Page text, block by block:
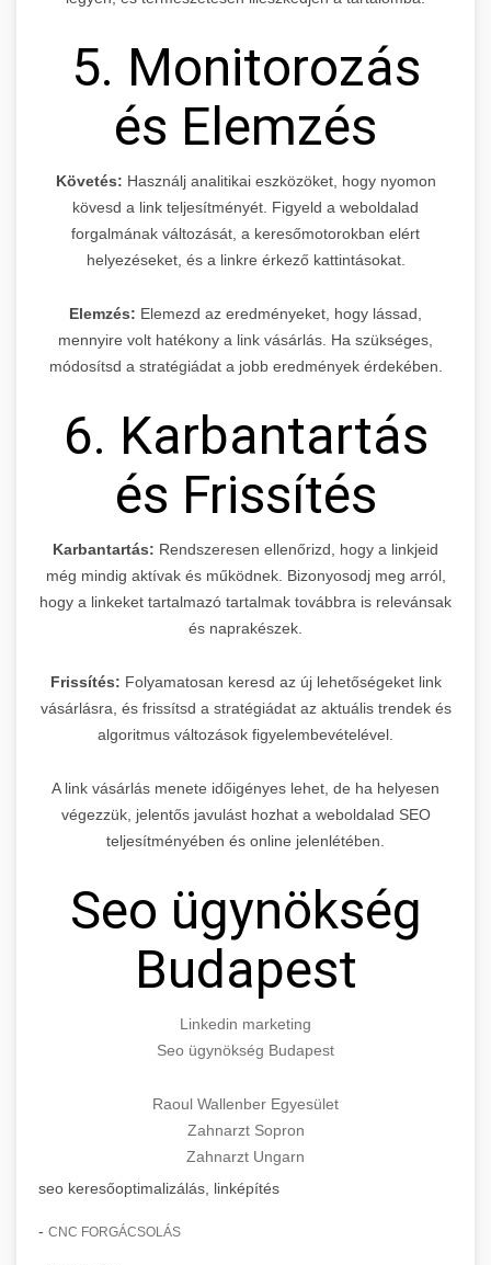
5. Monitorozás
és Elemzés
Követés: Használj analitikai eszközöket, hogy nyomon
kövesd a link teljesítményét. Figyeld a weboldalad
forgalmának változását, a keresőmotorokban elért
helyezéseket, és a linkre érkező kattintásokat.
Elemzés: Elemezd az eredményeket, hogy lássad,
mennyire volt hatékony a link vásárlás. Ha szükséges,
módosítsd a stratégiádat a jobb eredmények érdekében.
6. Karbantartás
és Frissítés
Karbantartás: Rendszeresen ellenőrizd, hogy a linkjeid
még mindig aktívak és működnek. Bizonyosodj meg arról,
hogy a linkeket tartalmazó tartalmak továbbra is relevánsak
és naprakészek.
Frissítés: Folyamatosan keresd az új lehetőségeket link
vásárlásra, és frissítsd a stratégiádat az aktuális trendek és
algoritmus változások figyelembevételével.
A link vásárlás menete időigényes lehet, de ha helyesen
végezzük, jelentős javulást hozhat a weboldalad SEO
teljesítményében és online jelenlétében.
Seo ügynökség
Budapest
Linkedin marketing
Seo ügynökség Budapest
Raoul Wallenber Egyesület
Zahnarzt Sopron
Zahnarzt Ungarn
seo keresőoptimalizálás, linképítés
- CNC FORGÁCSOLÁS